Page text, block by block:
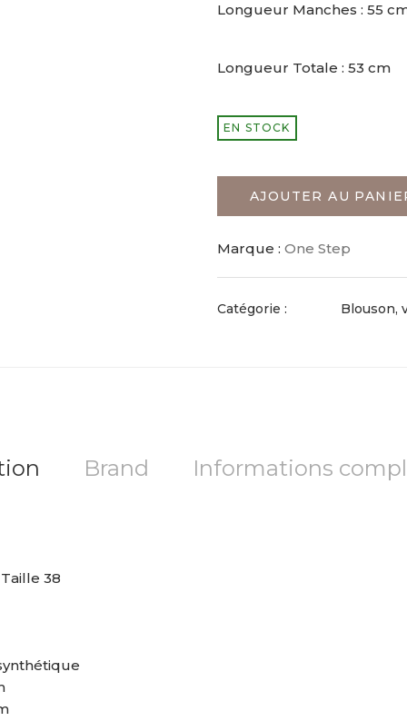
Longueur Manches : 55
Longueur Totale : 53 cm
EN STOCK
AJOUTER AU
Marque : One Step
Catégorie : Blouson,
Brand Informations
38